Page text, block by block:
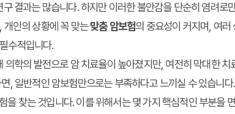
결과는 많습니다. 하지만 이러한 불안감을 단순히 염려로
개인의 상황에 꼭 맞는맞춤 암보험의 중요성이 커지며, 여
수적입니다.
학의 발전으로 암 치료율이 높아졌지만, 여전히 막대한
, 일반적인 암보험만으로는 부족하다고 느끼실 수 있습니
을 찾는 것입니다. 이를 위해서는 몇 가지 핵심적인 부분을